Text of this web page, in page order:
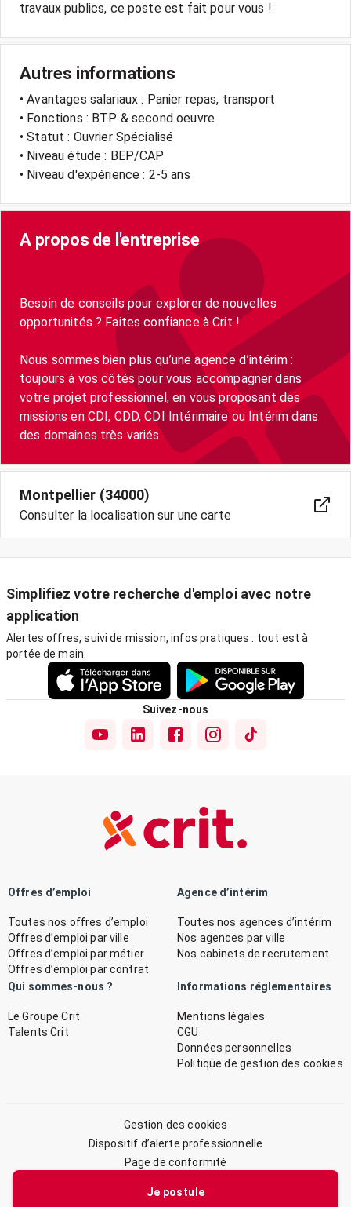
Je postule
Autres informations
• Avantages salariaux : Panier repas, transport
• Fonctions : BTP & second oeuvre
• Statut : Ouvrier Spécialisé
• Niveau étude : BEP/CAP
• Niveau d'expérience : 2-5 ans
A propos de l'entreprise
Besoin de conseils pour explorer de nouvelles
opportunités ? Faites confiance à Crit !
Nous sommes bien plus qu’une agence d’intérim :
toujours à vos côtés pour vous accompagner dans
votre projet professionnel, en vous proposant des
missions en CDI, CDD, CDI Intérimaire ou Intérim dans
des domaines très variés.
Montpellier (34000)
Consulter la localisation sur une carte
Simplifiez votre recherche d'emploi avec notre
application
Alertes offres, suivi de mission, infos pratiques : tout est à
portée de main.
Suivez-nous
Offres d’emploi
Toutes nos offres d’emploi
Offres d’emploi par ville
Offres d’emploi par métier
Offres d’emploi par contrat
Agence d’intérim
Toutes nos agences d’intérim
Nos agences par ville
Nos cabinets de recrutement
Qui sommes-nous ?
Le Groupe Crit
Talents Crit
Informations réglementaires
Mentions légales
CGU
Données personnelles
Politique de gestion des cookies
Gestion des cookies
Dispositif d’alerte professionnelle
Page de conformité
© 2026 CRIT